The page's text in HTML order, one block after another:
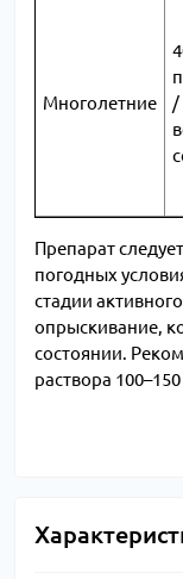
Многолетние
/
Препарат
погодных
стадии
опрыскивание,
состоянии.
раствора